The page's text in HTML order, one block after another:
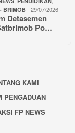
BRIMOB 29/07/2026
Detasemen
Po…
KAMI
PENGADUAN
FP NEWS